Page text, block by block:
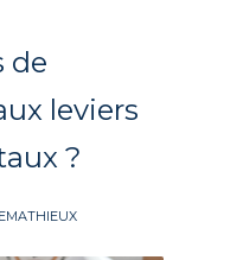
de
leviers
?